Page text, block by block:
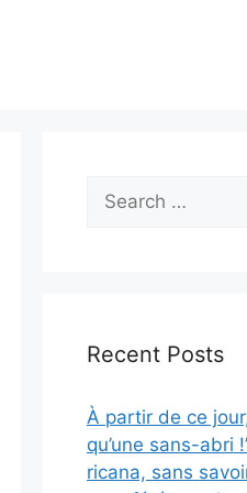
Search
for:
Recent Posts
À partir de ce
qu’une sans-abri
ricana, sans